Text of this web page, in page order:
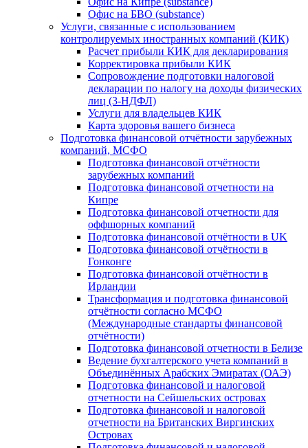
Офис на БВО (substance)
Услуги, связанные с использованием
контролируемых иностранных компаний (КИК)
Расчет прибыли КИК для декларирования
Корректировка прибыли КИК
Сопровождение подготовки налоговой
декларации по налогу на доходы физических
лиц (3-НДФЛ)
Услуги для владельцев КИК
Карта здоровья вашего бизнеса
Подготовка финансовой отчётности зарубежных
компаний, МСФО
Подготовка финансовой отчётности
зарубежных компаний
Подготовка финансовой отчетности на
Кипре
Подготовка финансовой отчетности для
оффшорных компаний
Подготовка финансовой отчётности в UK
Подготовка финансовой отчётности в
Гонконге
Подготовка финансовой отчётности в
Ирландии
Трансформация и подготовка финансовой
отчётности согласно МСФО
(Международные стандарты финансовой
отчётности)
Подготовка финансовой отчетности в Белизе
Ведение бухгалтерского учета компаний в
Объединённых Арабских Эмиратах (ОАЭ)
Подготовка финансовой и налоговой
отчетности на Сейшельских островах
Подготовка финансовой и налоговой
отчетности на Британских Виргинских
Островах